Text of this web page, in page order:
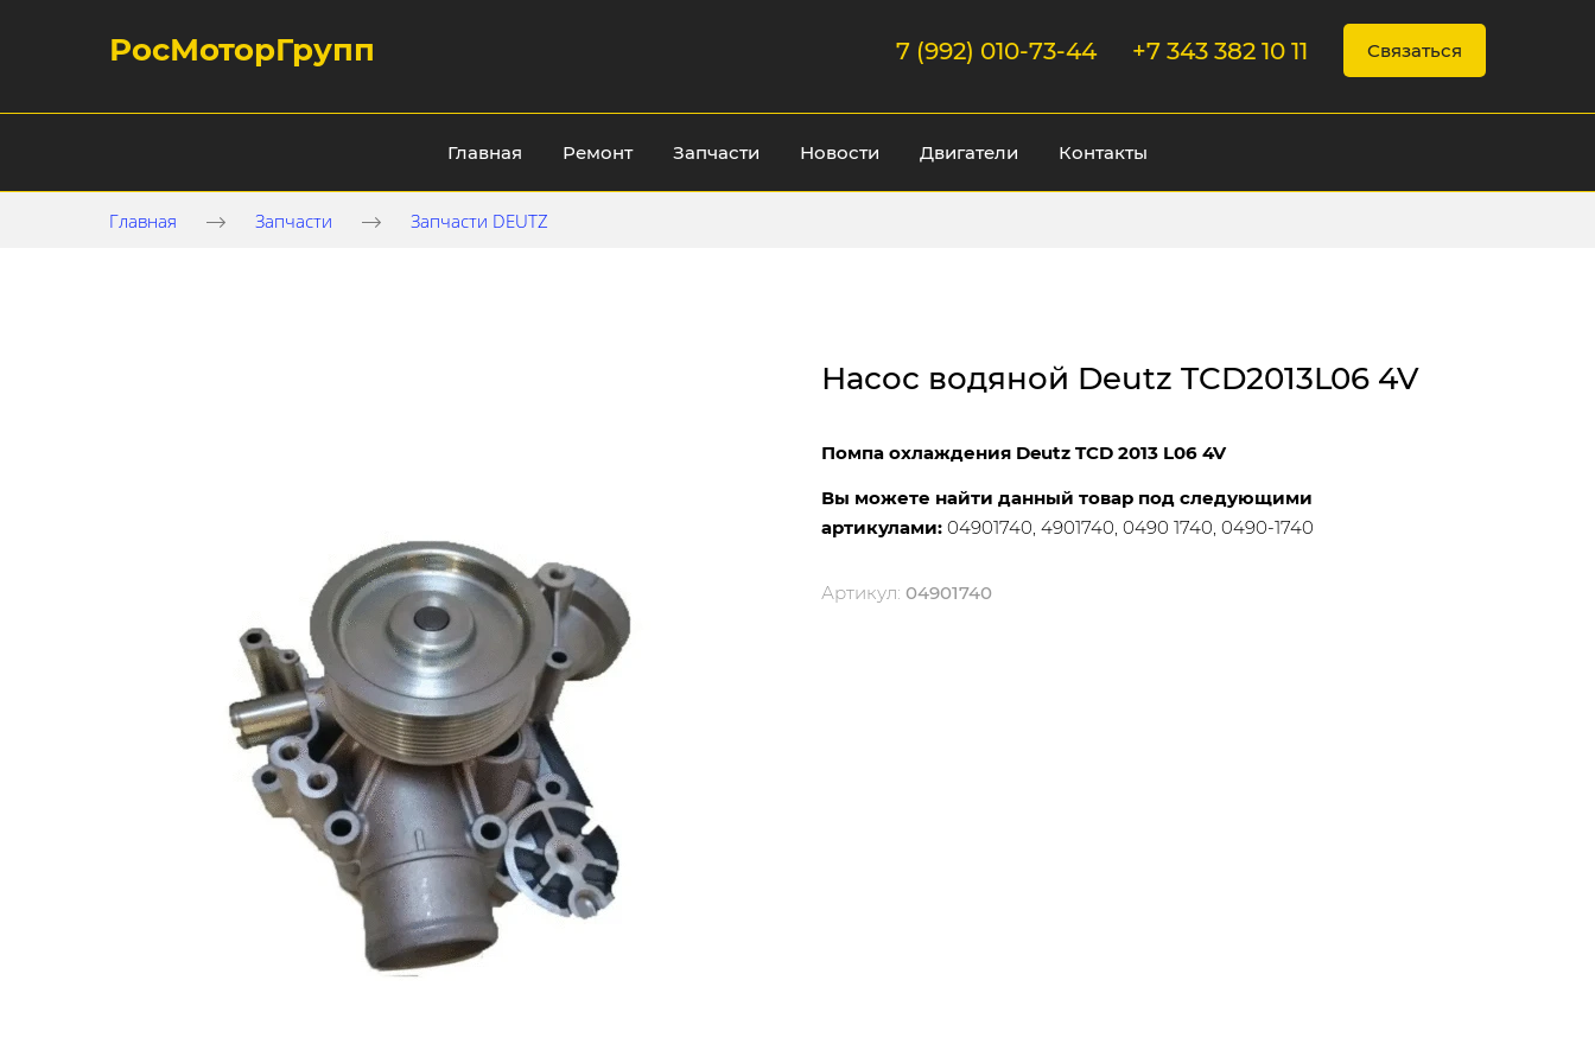
РосМоторГрупп 7 (992) 010-73-44 +7 343 382 10 11 Связаться
Главная Ремонт Запчасти Новости Двигатели Контакты
Главная Запчасти Запчасти DEUTZ
Насос водяной Deutz TCD2013L06 4V
Помпа охлаждения Deutz TCD 2013 L06 4V
Вы можете найти данный товар под следующими
артикулами: 04901740, 4901740, 0490 1740, 0490-1740
Артикул: 04901740